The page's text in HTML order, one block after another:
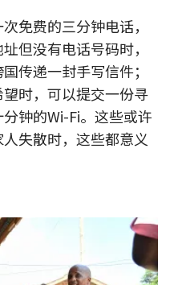
免费的三分钟电话，
但没有电话号码时，
传递一封手写信件；
时，可以提交一份寻
钟的Wi-Fi。这些或许
失散时，这些都意义